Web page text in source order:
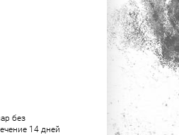
без
14 дней